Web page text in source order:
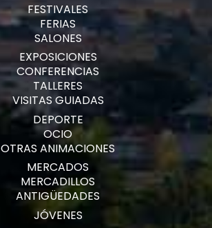
FESTIVALES
FERIAS
SALONES
EXPOSICIONES
CONFERENCIAS
TALLERES
VISITAS GUIADAS
DEPORTE
OCIO
OTRAS ANIMACIONES
MERCADOS
MERCADILLOS
ANTIGÜEDADES
JÓVENES